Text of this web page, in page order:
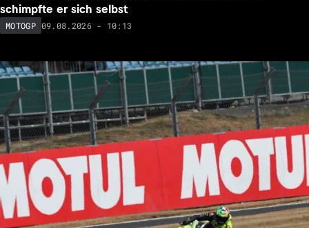
schimpfte er sich selbst
MOTOGP 09.08.2026 - 10:13